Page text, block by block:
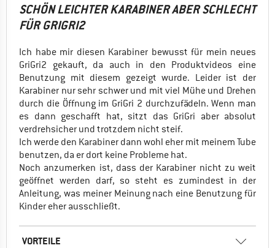
SCHÖN LEICHTER KARABINER ABER SCHLECHT
FÜR GRIGRI2
Ich habe mir diesen Karabiner bewusst für mein neues
GriGri2 gekauft, da auch in den Produktvideos eine
Benutzung mit diesem gezeigt wurde. Leider ist der
Karabiner nur sehr schwer und mit viel Mühe und Drehen
durch die Öffnung im GriGri 2 durchzufädeln. Wenn man
es dann geschafft hat, sitzt das GriGri aber absolut
verdrehsicher und trotzdem nicht steif.
Ich werde den Karabiner dann wohl eher mit meinem Tube
benutzen, da er dort keine Probleme hat.
Noch anzumerken ist, dass der Karabiner nicht zu weit
geöffnet werden darf, so steht es zumindest in der
Anleitung, was meiner Meinung nach eine Benutzung für
Kinder eher ausschließt.
VORTEILE